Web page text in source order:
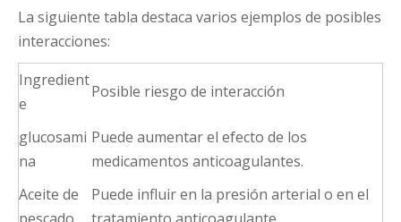
La siguiente tabla destaca varios ejemplos de posibles
interacciones:
Ingredient
e
Posible riesgo de interacción
glucosami
na
Puede aumentar el efecto de los
medicamentos anticoagulantes.
Aceite de
Puede influir en la presión arterial o en el